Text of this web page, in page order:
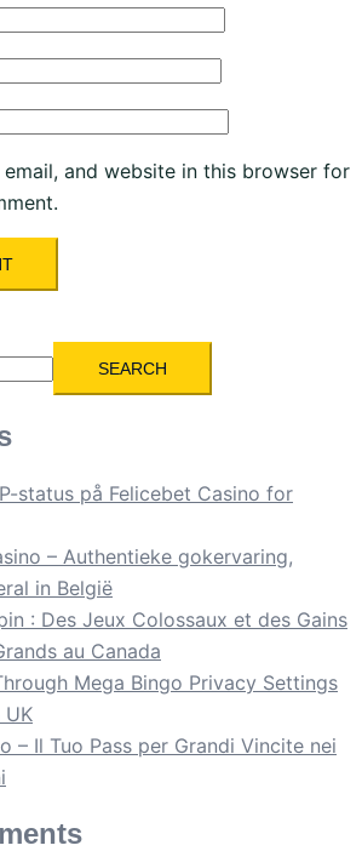
email, and website in this browser for
SEARCH
status på Felicebet Casino for
– Authentieke gokervaring,
in België
: Des Jeux Colossaux et des Gains
au Canada
Mega Bingo Privacy Settings
UK
– Il Tuo Pass per Grandi Vincite nei